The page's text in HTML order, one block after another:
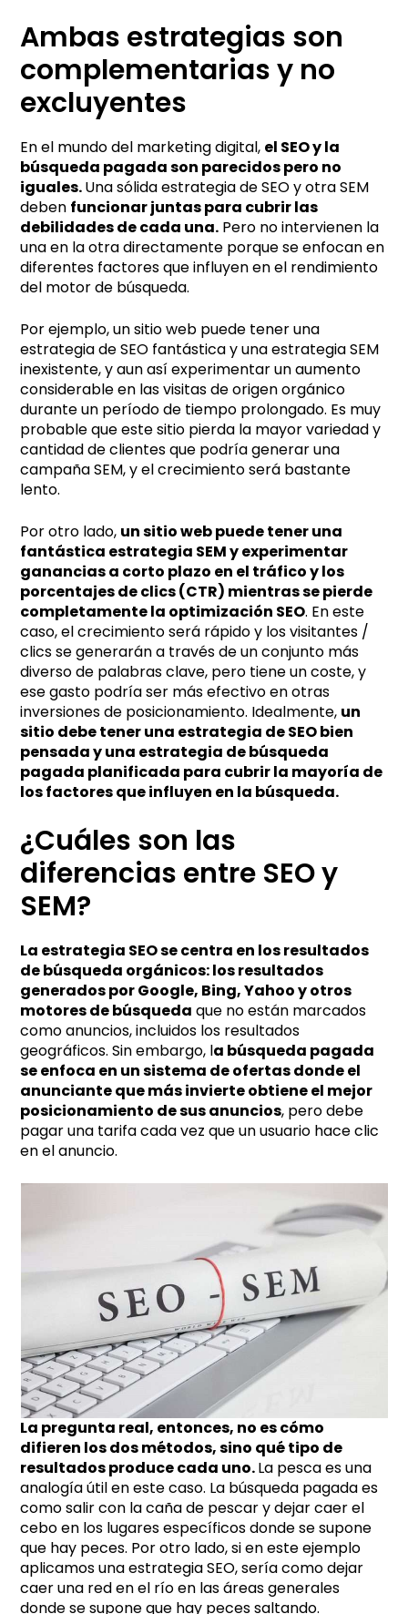
Ambas estrategias son
complementarias y no
excluyentes
En el mundo del marketing digital, el SEO y la
búsqueda pagada son parecidos pero no
iguales.Una sólida estrategia de SEO y otra SEM
deben funcionar juntas para cubrir las
debilidades de cada una. Pero no intervienen la
una en la otra directamente porque se enfocan en
diferentes factores que influyen en el rendimiento
del motor de búsqueda.
Por ejemplo, un sitio web puede tener una
estrategia de SEO fantástica y una estrategia SEM
inexistente, y aun así experimentar un aumento
considerable en las visitas de origen orgánico
durante un período de tiempo prolongado. Es muy
probable que este sitio pierda la mayor variedad y
cantidad de clientes que podría generar una
campaña SEM, y el crecimiento será bastante
lento.
Por otro lado, un sitio web puede tener una
fantástica estrategia SEM y experimentar
ganancias a corto plazo en el tráfico y los
porcentajes de clics (CTR) mientras se pierde
completamente la optimización SEO. En este
caso, el crecimiento será rápido y los visitantes /
clics se generarán a través de un conjunto más
diverso de palabras clave, pero tiene un coste, y
ese gasto podría ser más efectivo en otras
inversiones de posicionamiento. Idealmente, un
sitio debe tener una estrategia de SEO bien
pensada y una estrategia de búsqueda
pagada planificada para cubrir la mayoría de
los factores que influyen en la búsqueda.
¿Cuáles son las
diferencias entre SEO y
SEM?
La estrategia SEO se centra en los resultados
de búsqueda orgánicos: los resultados
generados por Google, Bing, Yahoo y otros
motores de búsqueda que no están marcados
como anuncios, incluidos los resultados
geográficos. Sin embargo, la búsqueda pagada
se enfoca en un sistema de ofertas donde el
anunciante que más invierte obtiene el mejor
posicionamiento de sus anuncios, pero debe
pagar una tarifa cada vez que un usuario hace clic
en el anuncio.
La pregunta real, entonces, no es cómo
difieren los dos métodos, sino qué tipo de
resultados produce cada uno.La pesca es una
analogía útil en este caso. La búsqueda pagada es
como salir con la caña de pescar y dejar caer el
cebo en los lugares específicos donde se supone
que hay peces. Por otro lado, si en este ejemplo
aplicamos una estrategia SEO, sería como dejar
caer una red en el río en las áreas generales
donde se supone que hay peces saltando.